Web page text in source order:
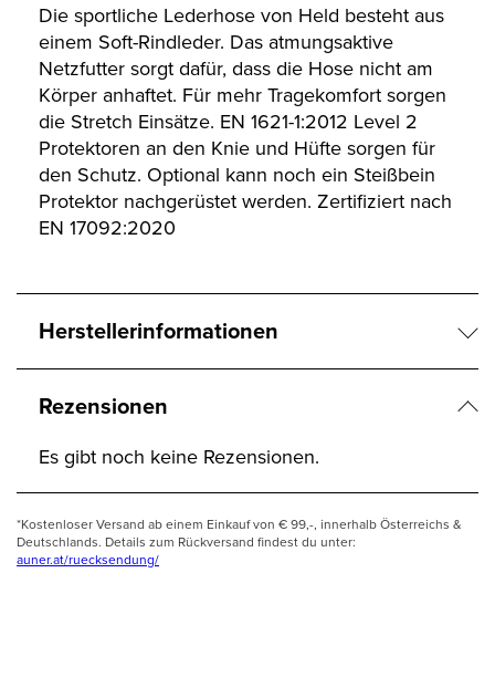
Die sportliche Lederhose von Held besteht aus
einem Soft-Rindleder. Das atmungsaktive
Netzfutter sorgt dafür, dass die Hose nicht am
Körper anhaftet. Für mehr Tragekomfort sorgen
die Stretch Einsätze. EN 1621-1:2012 Level 2
Protektoren an den Knie und Hüfte sorgen für
den Schutz. Optional kann noch ein Steißbein
Protektor nachgerüstet werden. Zertifiziert nach
EN 17092:2020
Herstellerinformationen
Rezensionen
Es gibt noch keine Rezensionen.
*Kostenloser Versand ab einem Einkauf von € 99,-, innerhalb Österreichs &
Deutschlands. Details zum Rückversand findest du unter:
auner.at/ruecksendung/